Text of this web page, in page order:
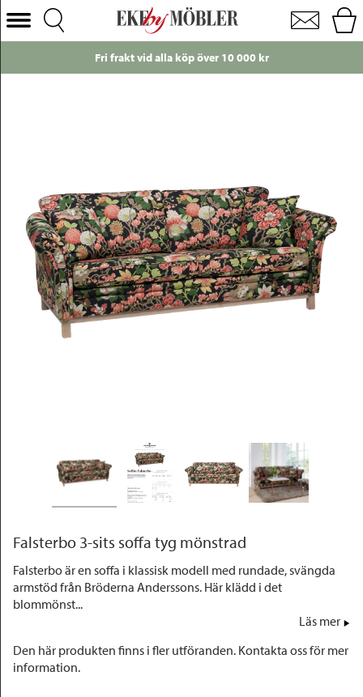
Falsterbo 3-sits soffa tyg mönstrad
Välj Kategori
Förvaring
Inredning
Mattor
Belysning
Utemöbler
Fri frakt vid alla köp över 10 000 kr
Falsterbo 3-sits soffa tyg mönstrad
Falsterbo är en soffa i klassisk modell med rundade, svängda
armstöd från Bröderna Anderssons. Här klädd i det
blommönst...
Läs mer
Den här produkten finns i fler utföranden. Kontakta oss för mer
information.